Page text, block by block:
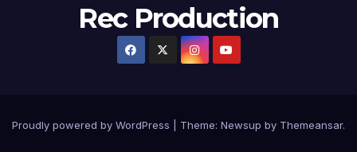
Rec Production
Proudly powered by WordPress Theme: Newsup by Themeansar.